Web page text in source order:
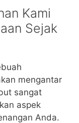
Kami
Sejak
mengantar
sangat
aspek
Anda.